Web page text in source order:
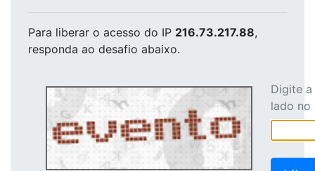
Para liberar o acesso do IP 216.73.217.88,
responda ao desafio abaixo.
Digite
lado no